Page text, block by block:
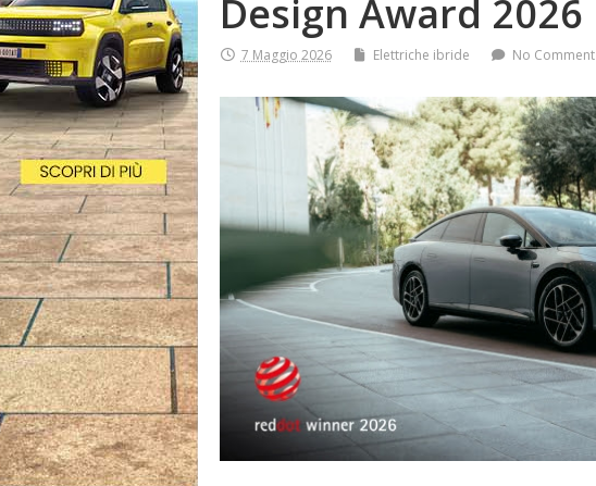
Design Award 2026
7 Maggio 2026 Elettriche ibride No Comment